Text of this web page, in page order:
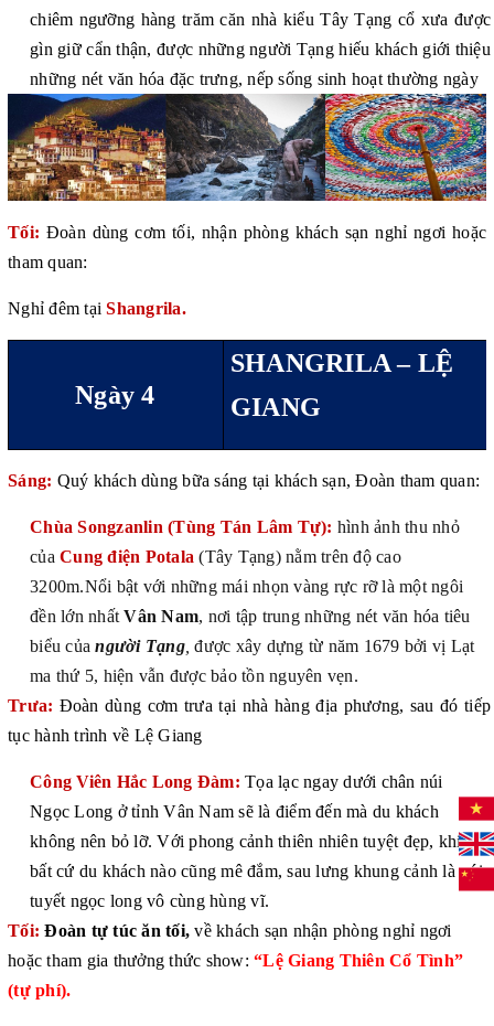
chiêm ngưỡng hàng trăm căn nhà kiểu Tây Tạng cổ xưa được
gìn giữ cẩn thận, được những người Tạng hiếu khách giới thiệu
những nét văn hóa đặc trưng, nếp sống sinh hoạt thường ngày
Tối: Đoàn dùng cơm tối, nhận phòng khách sạn nghỉ ngơi hoặc
tham quan:
Nghỉ đêm tạiShangrila.
Ngày 4
SHANGRILA – LỆ
GIANG
Sáng: Quý khách dùng bữa sáng tại khách sạn, Đoàn tham quan:
Chùa Songzanlin (Tùng Tán Lâm Tự): hình ảnh thu nhỏ
của Cung điện Potala (Tây Tạng) nằm trên độ cao
3200m.Nổi bật với những mái nhọn vàng rực rỡ là một ngôi
đền lớn nhấtVân Nam, nơi tập trung những nét văn hóa tiêu
biểu củangười Tạng, được xây dựng từ năm 1679 bởi vị Lạt
ma thứ 5, hiện vẫn được bảo tồn nguyên vẹn.
Trưa: Đoàn dùng cơm trưa tại nhà hàng địa phương, sau đó tiếp
tục hành trình về Lệ Giang
Công Viên Hắc Long Đàm: Tọa lạc ngay dưới chân núi
Ngọc Long ở tỉnh Vân Nam sẽ là điểm đến mà du khách
không nên bỏ lỡ. Với phong cảnh thiên nhiên tuyệt đẹp, khiến
bất cứ du khách nào cũng mê đắm, sau lưng khung cảnh là núi
tuyết ngọc long vô cùng hùng vĩ.
Tối:Đoàn tự túc ăn tối, về khách sạn nhận phòng nghỉ ngơi
hoặc tham gia thưởng thức show: “Lệ Giang Thiên Cổ Tình”
(tự phí).